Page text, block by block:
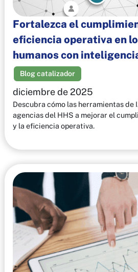
Fortalezca el
eficiencia operativa en
humanos con
Blog catalizador
diciembre de 2025
Descubra cómo las herramientas de
agencias del HHS a mejorar el
y la eficiencia operativa.